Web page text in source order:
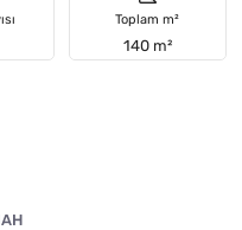
Toplam m²
140 m²